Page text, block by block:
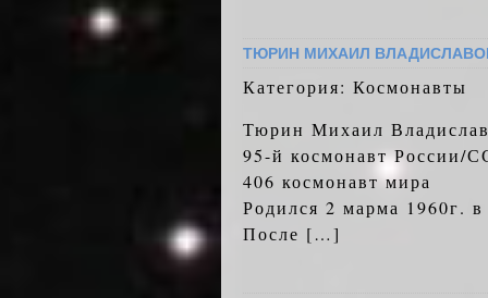
ТЮРИН МИХАИЛ
Категория: Космонавты
Тюрин Михаил
95-й космонавт России/
406 космонавт мира
Родился 2 марма 1960г.
После […]